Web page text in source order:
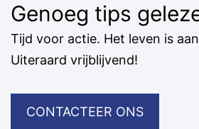
Genoeg tips
Tijd voor actie. Het leven is
Uiteraard vrijblijvend!
CONTACTEER ONS